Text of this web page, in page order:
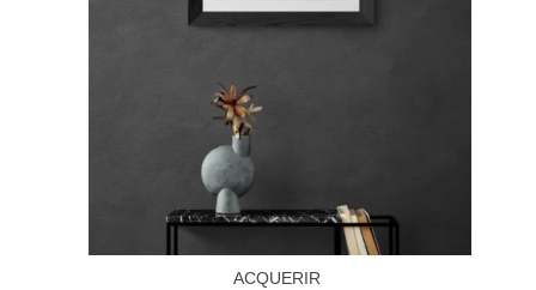
ACQUERIR